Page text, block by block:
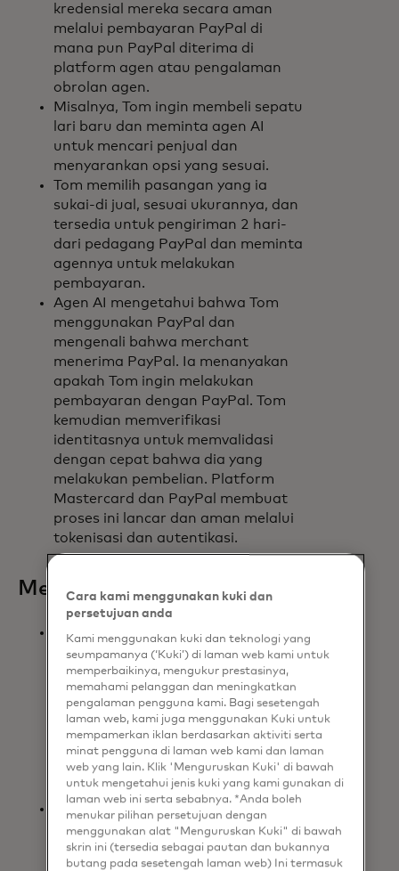
kredensial mereka secara aman
melalui pembayaran PayPal di
mana pun PayPal diterima di
platform agen atau pengalaman
obrolan agen.
Misalnya, Tom ingin membeli sepatu
lari baru dan meminta agen AI
untuk mencari penjual dan
menyarankan opsi yang sesuai.
Tom memilih pasangan yang ia
sukai-di jual, sesuai ukurannya, dan
tersedia untuk pengiriman 2 hari-
dari pedagang PayPal dan meminta
agennya untuk melakukan
pembayaran.
Agen AI mengetahui bahwa Tom
menggunakan PayPal dan
mengenali bahwa merchant
menerima PayPal. Ia menanyakan
apakah Tom ingin melakukan
pembayaran dengan PayPal. Tom
kemudian memverifikasi
identitasnya untuk memvalidasi
dengan cepat bahwa dia yang
melakukan pembelian. Platform
Mastercard dan PayPal membuat
proses ini lancar dan aman melalui
tokenisasi dan autentikasi.
Mengapa ini penting:
Konsumen dan bisnis di seluruh
dunia mengandalkan Mastercard
dan PayPal untuk mengamankan
pembayaran mereka.
Mengintegrasikan Mastercard
Agent Pay ke dalam dompet PayPal
semakin meningkatkan keamanan
untuk belanja yang didukung oleh
AI sekaligus memperluas pilihan.
Karena agen AI semakin berperan
dalam perdagangan atas nama
pengguna, sangat penting bagi
pedagang dan usaha kecil untuk
Cara kami menggunakan kuki dan
persetujuan anda
Kami menggunakan kuki dan teknologi yang
seumpamanya (‘Kuki’) di laman web kami untuk
memperbaikinya, mengukur prestasinya,
memahami pelanggan dan meningkatkan
pengalaman pengguna kami. Bagi sesetengah
laman web, kami juga menggunakan Kuki untuk
mempamerkan iklan berdasarkan aktiviti serta
minat pengguna di laman web kami dan laman
web yang lain. Klik 'Menguruskan Kuki' di bawah
untuk mengetahui jenis kuki yang kami gunakan di
laman web ini serta sebabnya. *Anda boleh
menukar pilihan persetujuan dengan
menggunakan alat "Menguruskan Kuki" di bawah
skrin ini (tersedia sebagai pautan dan bukannya
butang pada sesetengah laman web) Ini termasuk